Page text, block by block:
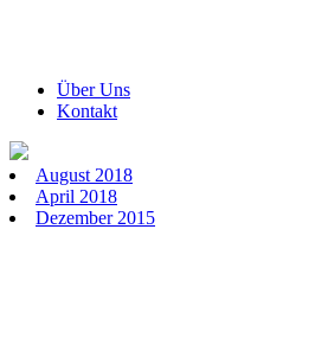
Über Uns
Kontakt
August 2018
April 2018
Dezember 2015